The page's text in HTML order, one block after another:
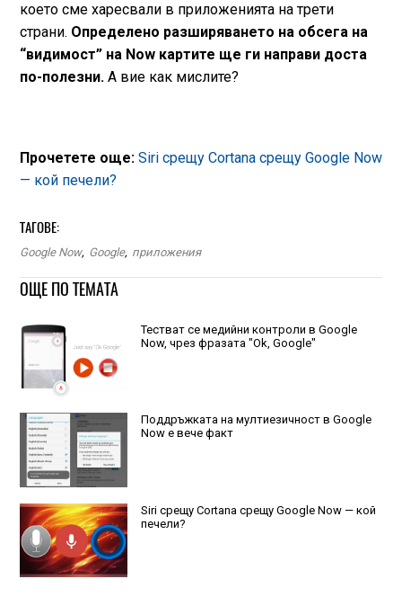
което сме харесвали в приложенията на трети
страни. Определено разширяването на обсега на
“видимост” на Now картите ще ги направи доста
по-полезни.А вие как мислите?
Прочетете още: Siri срещу Cortana срещу Google Now
— кой печели?
ТАГОВЕ:
Google Now, Google, приложения
ОЩЕ ПО ТЕМАТА
Тестват се медийни контроли в Google
Now, чрез фразата "Ok, Google"
Поддръжката на мултиезичност в Google
Now е вече факт
Siri срещу Cortana срещу Google Now — кой
печели?